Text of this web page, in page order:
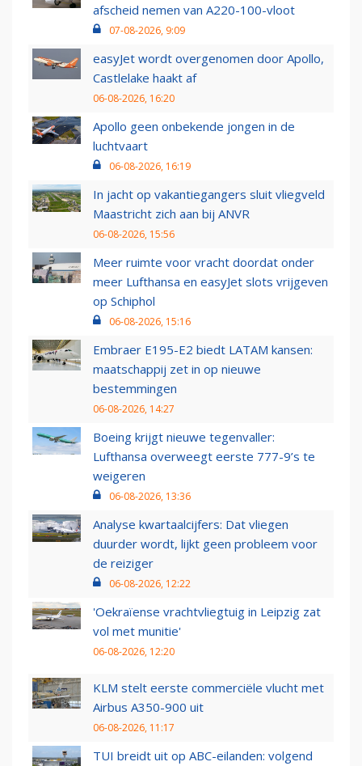
afscheid nemen van A220-100-vloot
07-08-2026, 9:09
easyJet wordt overgenomen door Apollo,
Castlelake haakt af
06-08-2026, 16:20
Apollo geen onbekende jongen in de
luchtvaart
06-08-2026, 16:19
In jacht op vakantiegangers sluit vliegveld
Maastricht zich aan bij ANVR
06-08-2026, 15:56
Meer ruimte voor vracht doordat onder
meer Lufthansa en easyJet slots vrijgeven
op Schiphol
06-08-2026, 15:16
Embraer E195-E2 biedt LATAM kansen:
maatschappij zet in op nieuwe
bestemmingen
06-08-2026, 14:27
Boeing krijgt nieuwe tegenvaller:
Lufthansa overweegt eerste 777-9’s te
weigeren
06-08-2026, 13:36
Analyse kwartaalcijfers: Dat vliegen
duurder wordt, lijkt geen probleem voor
de reiziger
06-08-2026, 12:22
'Oekraïense vrachtvliegtuig in Leipzig zat
vol met munitie'
06-08-2026, 12:20
KLM stelt eerste commerciële vlucht met
Airbus A350-900 uit
06-08-2026, 11:17
TUI breidt uit op ABC-eilanden: volgend